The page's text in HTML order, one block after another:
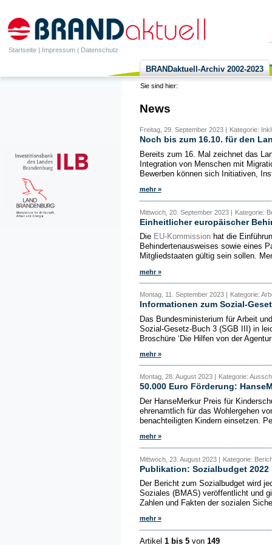
Startseite | Impressum | Datenschutz
BRANDaktuell-Archiv 2002-2023
Sie sind hier:
News
Freitag, 29. September 2023 | Kategorie:
Noch bis zum 16.10. für den
Bereits zum 16. Mal zeichnet das
Integration von Menschen mit
Bewerben können sich Initiativen,
mehr »
Mittwoch, 20. September 2023 | Kategorie:
Einheitlicher europäischer
Die EU-Kommissionhat die
Behindertenausweises sowie eines
Mitgliedstaaten gültig sein sollen.
mehr »
Montag, 11. September 2023 | Kategorie:
Informationen zum Sozial-
Das Bundesministerium für Arbeit
Sozial-Gesetz-Buch 3 (SGB III) in
Broschüre ‘Die Hilfen von der
mehr »
Montag, 28. August 2023 | Kategorie:
50.000 Euro Förderung:
Der HanseMerkur Preis für
ehrenamtlich für das Wohlergehen
benachteiligten Kindern einsetzen.
mehr »
Mittwoch, 23. August 2023 | Kategorie:
Publikation: Sozialbudget 2022
Der Bericht zum Sozialbudget wird
Soziales (BMAS) veröffentlicht und
Zahlen und Fakten der sozialen
mehr »
Artikel 1 bis 5von 149